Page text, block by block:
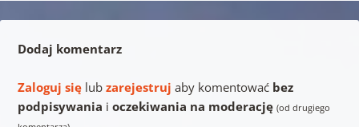
Dodaj komentarz
Zaloguj sięlub zarejestruj aby komentować bez
podpisywania i oczekiwania na moderację (od drugiego